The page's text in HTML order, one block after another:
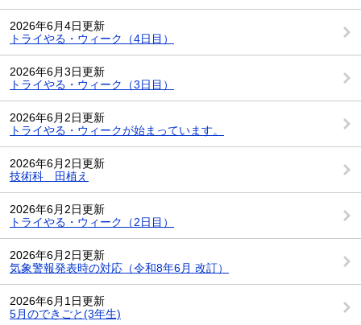
2026年6月4日更新
トライやる・ウィーク（4日目）
2026年6月3日更新
トライやる・ウィーク（3日目）
2026年6月2日更新
トライやる・ウィークが始まっています。
2026年6月2日更新
技術科 田植え
2026年6月2日更新
トライやる・ウィーク（2日目）
2026年6月2日更新
気象警報発表時の対応（令和8年6月 改訂）
2026年6月1日更新
5月のできごと(3年生)